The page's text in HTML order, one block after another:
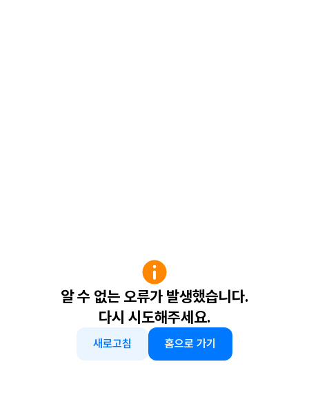
알 수 없는 오류가 발생했습니다.
다시 시도해주세요.
새로고침 홈으로 가기